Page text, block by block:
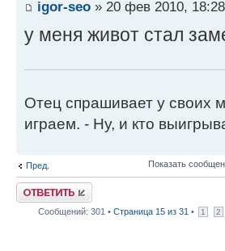
igor-seo » 20 фев 2010, 18:28
у меня живот стал
Отец спрашивает у своих
играем. - Ну, и кто
Пред. Показать
Ответить
Сообщений: 301 • Страница 15 из 31 • 1 2